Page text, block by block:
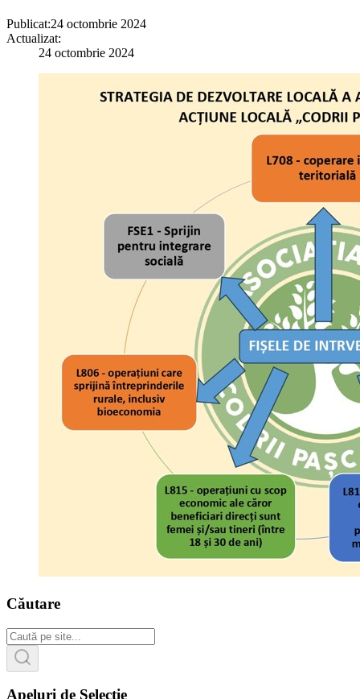
Publicat:24 octombrie 2024
Actualizat:
24 octombrie 2024
Căutare
Apeluri de Selecție